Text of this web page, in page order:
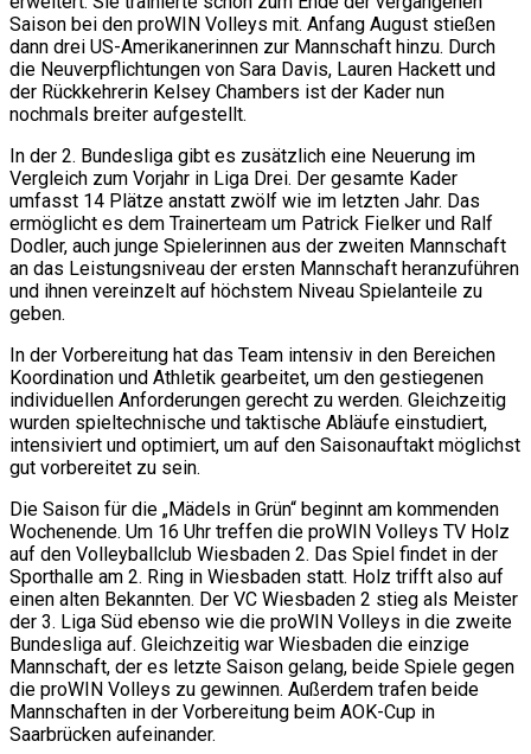
Saison bei den proWIN Volleys mit. Anfang August stießen
dann drei US-Amerikanerinnen zur Mannschaft hinzu. Durch
die Neuverpflichtungen von Sara Davis, Lauren Hackett und
der Rückkehrerin Kelsey Chambers ist der Kader nun
nochmals breiter aufgestellt.
In der 2. Bundesliga gibt es zusätzlich eine Neuerung im
Vergleich zum Vorjahr in Liga Drei. Der gesamte Kader
umfasst 14 Plätze anstatt zwölf wie im letzten Jahr. Das
ermöglicht es dem Trainerteam um Patrick Fielker und Ralf
Dodler, auch junge Spielerinnen aus der zweiten Mannschaft
an das Leistungsniveau der ersten Mannschaft heranzuführen
und ihnen vereinzelt auf höchstem Niveau Spielanteile zu
geben.
In der Vorbereitung hat das Team intensiv in den Bereichen
Koordination und Athletik gearbeitet, um den gestiegenen
individuellen Anforderungen gerecht zu werden. Gleichzeitig
wurden spieltechnische und taktische Abläufe einstudiert,
intensiviert und optimiert, um auf den Saisonauftakt möglichst
gut vorbereitet zu sein.
Die Saison für die „Mädels in Grün“ beginnt am kommenden
Wochenende. Um 16 Uhr treffen die proWIN Volleys TV Holz
auf den Volleyballclub Wiesbaden 2. Das Spiel findet in der
Sporthalle am 2. Ring in Wiesbaden statt. Holz trifft also auf
einen alten Bekannten. Der VC Wiesbaden 2 stieg als Meister
der 3. Liga Süd ebenso wie die proWIN Volleys in die zweite
Bundesliga auf. Gleichzeitig war Wiesbaden die einzige
Mannschaft, der es letzte Saison gelang, beide Spiele gegen
die proWIN Volleys zu gewinnen. Außerdem trafen beide
Mannschaften in der Vorbereitung beim AOK-Cup in
Saarbrücken aufeinander.